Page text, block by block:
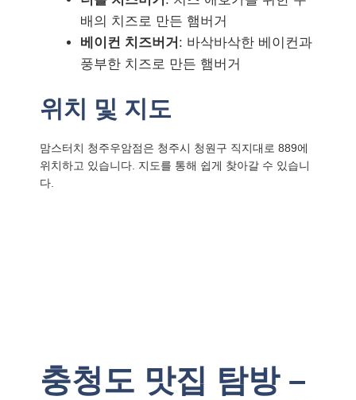
배의 치즈로 만든 햄버거
베이컨 치즈버거 : 바삭바삭한 베이컨과
풍부한 치즈로 만든 햄버거
위치 및 지도
맘스터치 청주우암점은 청주시 청원구 직지대로 889에
위치하고 있습니다. 지도를 통해 쉽게 찾아갈 수 있습니
다.
충청도 맛집 탐방 –